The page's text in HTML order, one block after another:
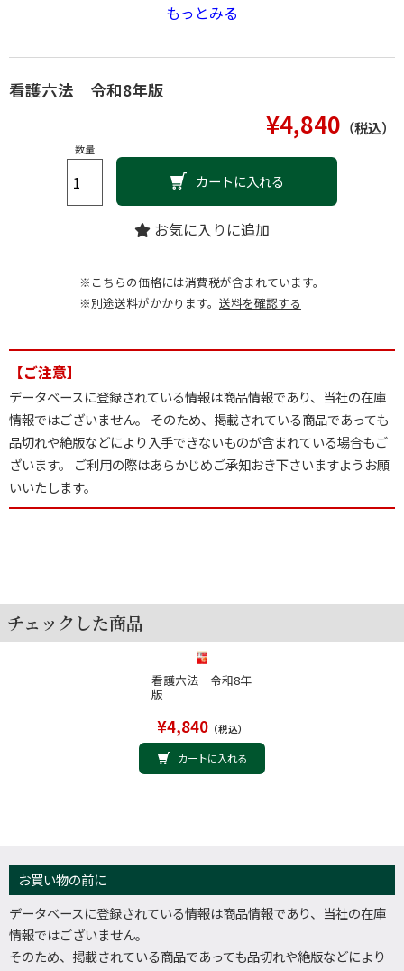
第２ 看護師等の人材確保の促進に関する法律関係
〔法令施行〕
第２編 参考法令及び通知
第１章 保 健
〔地域保健〕
〔その他〕
第２章 予 防
〔医療施設〕
〔助産所等〕
第８章 守秘義務等
もっとみる
看護六法 令和8年版
¥4,840 （税込）
数量
カートに入れる
お気に入りに追加
※こちらの価格には消費税が含まれています。
※別途送料がかかります。 送料を確認する
【ご注意】
データベースに登録されている情報は商品情報であり、当社の在庫
情報ではございません。 そのため、掲載されている商品であっても
品切れや絶版などにより入手できないものが含まれている場合もご
ざいます。 ご利用の際はあらかじめご承知おき下さいますようお願
いいたします。
チェックした商品
看護六法 令和8年
版
¥4,840（税込）
カートに入れる
お買い物の前に
データベースに登録されている情報は商品情報であり、当社の在庫
情報ではございません。
そのため、掲載されている商品であっても品切れや絶版などにより